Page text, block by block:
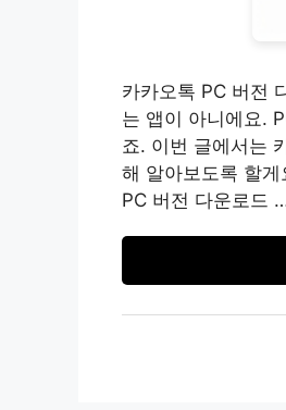
카카오톡 PC 버전
는 앱이 아니에요.
죠. 이번 글에서는
해 알아보도록 할
PC 버전 다운로드